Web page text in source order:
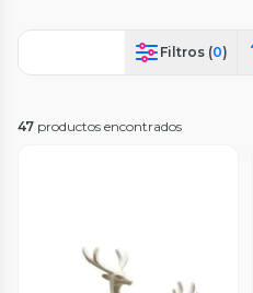
Filtros (0)
47 productos encontrados